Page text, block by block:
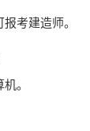
考建造师。
。